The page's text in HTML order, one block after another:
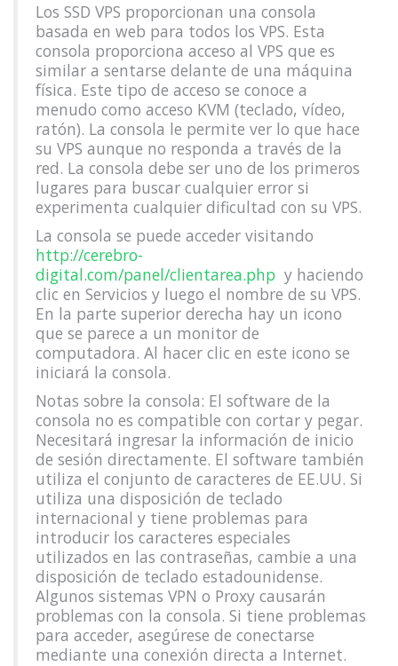
Los SSD VPS proporcionan una consola
basada en web para todos los VPS. Esta
consola proporciona acceso al VPS que es
similar a sentarse delante de una máquina
física. Este tipo de acceso se conoce a
menudo como acceso KVM (teclado, vídeo,
ratón). La consola le permite ver lo que hace
su VPS aunque no responda a través de la
red. La consola debe ser uno de los primeros
lugares para buscar cualquier error si
experimenta cualquier dificultad con su VPS.
La consola se puede acceder visitando
http://cerebro-
digital.com/panel/clientarea.php y haciendo
clic en Servicios y luego el nombre de su VPS.
En la parte superior derecha hay un icono
que se parece a un monitor de
computadora. Al hacer clic en este icono se
iniciará la consola.
Notas sobre la consola: El software de la
consola no es compatible con cortar y pegar.
Necesitará ingresar la información de inicio
de sesión directamente. El software también
utiliza el conjunto de caracteres de EE.UU. Si
utiliza una disposición de teclado
internacional y tiene problemas para
introducir los caracteres especiales
utilizados en las contraseñas, cambie a una
disposición de teclado estadounidense.
Algunos sistemas VPN o Proxy causarán
problemas con la consola. Si tiene problemas
para acceder, asegúrese de conectarse
mediante una conexión directa a Internet.